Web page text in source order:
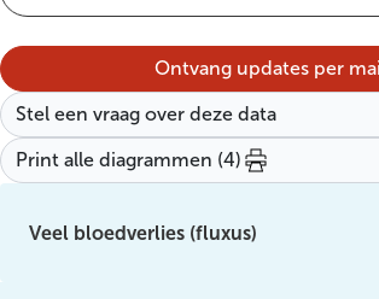
Ontvang updates per
Stel een vraag over deze data
Print alle diagrammen (4)
Veel bloedverlies (fluxus)